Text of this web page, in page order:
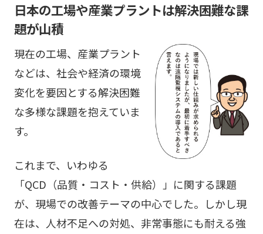
日本の工場や産業プラントは解決困難な課
題が山積
現在の工場、産業プラント
などは、社会や経済の環境
変化を要因とする解決困難
な多様な課題を抱えていま
す。
これまで、いわゆる
「QCD（品質・コスト・供給）」に関する課題
が、現場での改善テーマの中心でした。しかし現
在は、人材不足への対処、非常事態にも耐える強